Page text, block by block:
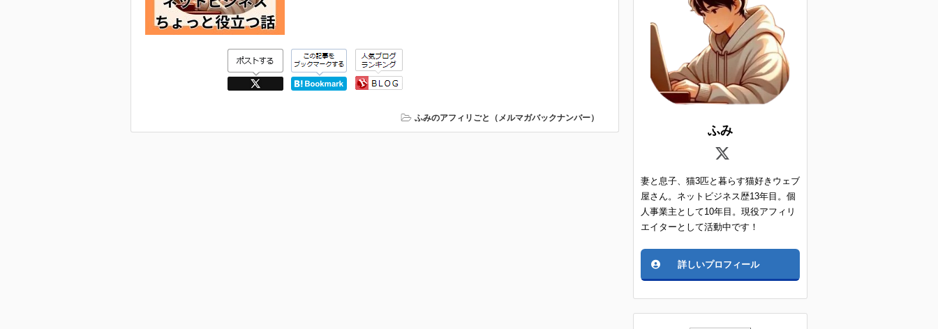
ふみのアフィリごと（メルマガバックナンバー）
ふみ
妻と息子、猫3匹と暮らす猫好きウェブ
屋さん。ネットビジネス歴13年目。個
人事業主として10年目。現役アフィリ
エイターとして活動中です！
詳しいプロフィール